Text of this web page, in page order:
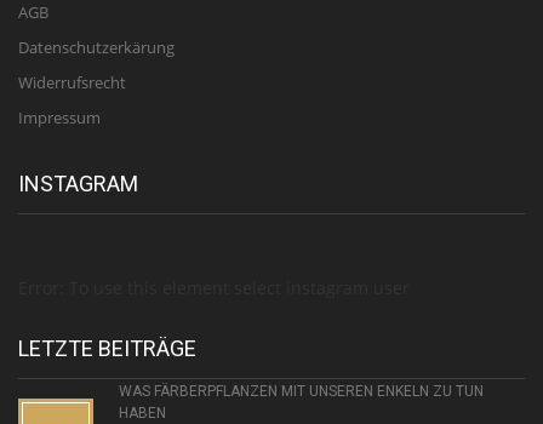
AGB
Datenschutzerkärung
Widerrufsrecht
Impressum
INSTAGRAM
LETZTE BEITRÄGE
WAS FÄRBERPFLANZEN MIT UNSEREN ENKELN ZU TUN
HABEN